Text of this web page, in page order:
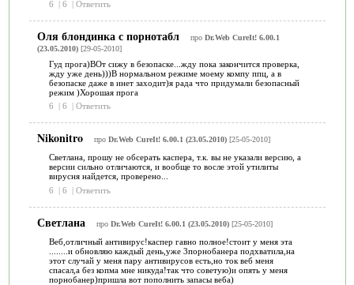
6
| 6 | Ответить
Оля блондинка с порнотабл про Dr.Web CureIt! 6.00.1
(23.05.2010)[29-05-2010]
Гуд прога)ВОт сижу в безопаске...жду пока закончится проверка,
жду уже день)))В нормальном режиме моему компу ппц, а в
безопаске даже в инет заходит)я рада что придумали безопасный
режим )Хорошая прога
6
| 6 | Ответить
Nikonitro про Dr.Web CureIt! 6.00.1 (23.05.2010)[25-05-2010]
Светлана, прошу не обсерать каспера, т.к. вы не указали версию, а
версии сильно отличаются, и вообще то восле этой утилиты
вирусня найдется, проверено...
6
| 6 | Ответить
Светлана про Dr.Web CureIt! 6.00.1 (23.05.2010)[25-05-2010]
Веб,отличный антивирус!каспер гавно полное!стоит у меня эта
........и обновляю каждый день,уже 3порнобанера подхватила,на
этот случай у меня пару антивирусов есть,но ток веб меня
спасал,а без копма мне никуда!так что советую)и опять у меня
порнобанер)пришла вот пополнить запасы веба)